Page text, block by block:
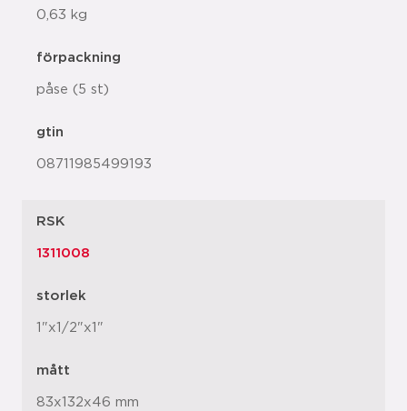
0,63 kg
förpackning
påse (5 st)
gtin
08711985499193
RSK
1311008
storlek
1"x1/2"x1"
mått
83x132x46 mm